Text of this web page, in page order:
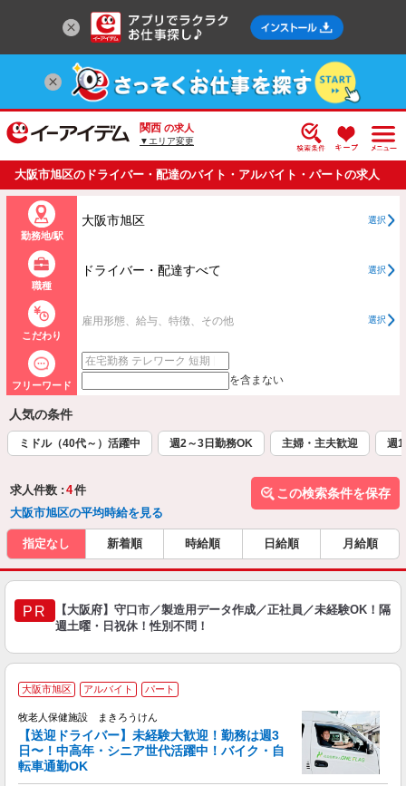
関西 の求人
▼エリア変更
大阪市旭区のドライバー・配達のバイト・アルバイト・パートの求人
情報一覧
勤務地/駅
大阪市旭区 選択
職種
ドライバー・配達すべて 選択
こだわり
雇用形態、給与、特徴、その他 選択
フリーワード を含まない
人気の条件
ミドル（40代～）活躍中 週2～3日勤務OK 主婦・主夫歓迎 週
求人件数 : 4件
大阪市旭区の平均時給を見る
この検索条件を保存
指定なし 新着順 時給順 日給順 月給順
PR
【大阪府】守口市／製造用データ作成／正社員／未経験OK！隔
週土曜・日祝休！性別不問！
大阪市旭区 アルバイト パート
牧老人保健施設 まきろうけん
【送迎ドライバー】未経験大歓迎！勤務は週3
日〜！中高年・シニア世代活躍中！バイク・自
転車通勤OK